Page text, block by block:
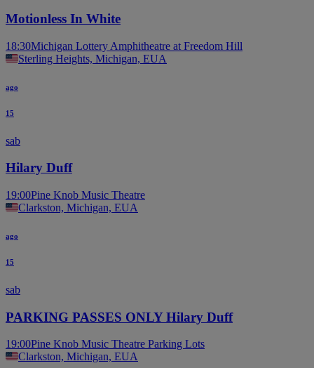
Motionless In White
18:30Michigan Lottery Amphitheatre at Freedom Hill
Sterling Heights, Michigan, EUA
ago
15
sab
Hilary Duff
19:00Pine Knob Music Theatre
Clarkston, Michigan, EUA
ago
15
sab
PARKING PASSES ONLY Hilary Duff
19:00Pine Knob Music Theatre Parking Lots
Clarkston, Michigan, EUA